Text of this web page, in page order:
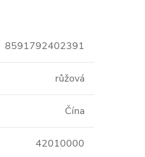
8591792402391
růžová
Čína
42010000